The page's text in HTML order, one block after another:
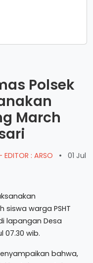
Polsek
March
EDITOR : ARSO •
01 Jul
warga PSHT
lapangan Desa
07.30 wib.
bahwa,